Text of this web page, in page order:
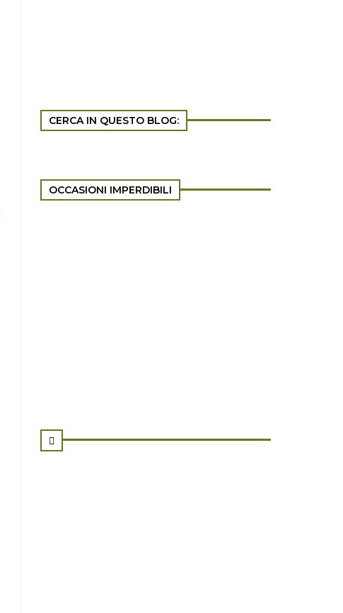
CERCA IN QUESTO BLOG:
OCCASIONI IMPERDIBILI
